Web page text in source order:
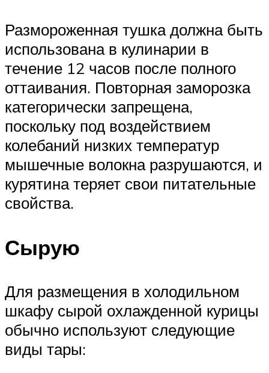
Размороженная тушка должна быть
использована в кулинарии в
течение 12 часов после полного
оттаивания. Повторная заморозка
категорически запрещена,
поскольку под воздействием
колебаний низких температур
мышечные волокна разрушаются, и
курятина теряет свои питательные
свойства.
Сырую
Для размещения в холодильном
шкафу сырой охлажденной курицы
обычно используют следующие
виды тары: